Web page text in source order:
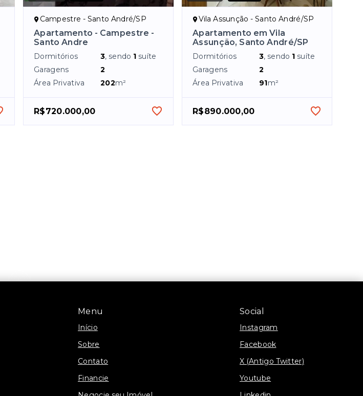
Campestre - Santo André/SP
Apartamento - Campestre -
Santo Andre
Dormitórios 3, sendo 1 suíte
Garagens
2
Área Privativa
202m²
R$720.000,00
Vila Assunção - Santo André/SP
Apartamento em Vila
Assunção, Santo André/SP
Dormitórios 3, sendo 1 suíte
Garagens
2
Área Privativa
91m²
R$890.000,00
Menu
Início
Sobre
Contato
Financie
Social
Instagram
Facebook
X (Antigo Twitter)
Youtube